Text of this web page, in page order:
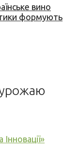
вино
формують
урожаю